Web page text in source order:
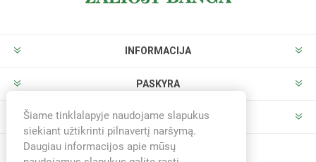
INFORMACIJA
PASKYRA
PARDUOTUVĖ
Šiame tinklalapyje naudojame slapukus
siekiant užtikrinti pilnavertį naršymą.
Daugiau informacijos apie mūsų